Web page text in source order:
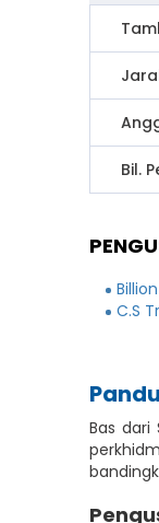
Bil.
C.S
Bas